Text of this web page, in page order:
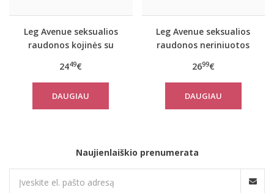
Leg Avenue seksualios
raudonos kojinės su
2449€
DAUGIAU
Leg Avenue seksualios
raudonos neriniuotos
2699€
DAUGIAU
Naujienlaiškio prenumerata